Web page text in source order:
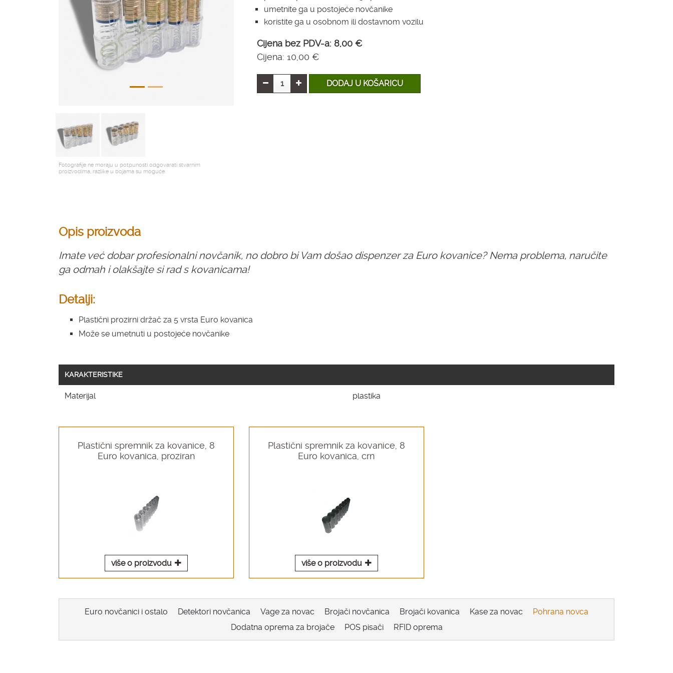
Fotografije ne moraju u potpunosti odgovarati stvarnim
proizvodima, razlike u bojama su moguće.
umetnite ga u postojeće novčanike
koristite ga u osobnom ili dostavnom vozilu
Cijena bez PDV-a: 8,00 €
Cijena: 10,00 €
DODAJ U KOŠARICU
Opis proizvoda
Imate već dobar profesionalni novčanik, no dobro bi Vam došao dispenzer za Euro kovanice? Nema problema, naručite
ga odmah i olakšajte si rad s kovanicama!
Detalji:
Plastični prozirni držač za 5 vrsta Euro kovanica
Može se umetnuti u postojeće novčanike
KARAKTERISTIKE
Materijal plastika
Plastični spremnik za kovanice, 8
Euro kovanica, proziran
više o proizvodu
Plastični spremnik za kovanice, 8
Euro kovanica, crn
više o proizvodu
Euro novčanici i ostalo Detektori novčanica Vage za novac Brojači novčanica Brojači kovanica Kase za novac
Pohrana novca
Dodatna oprema za brojače
POS pisači RFID oprema